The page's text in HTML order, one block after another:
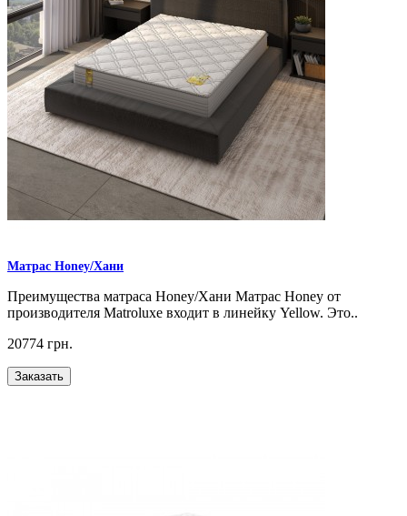
Матрас Honey/Хани
Преимущества матраса Honey/Хани Матрас Honey от
производителя Matroluxe входит в линейку Yellow. Это..
20774 грн.
Заказать